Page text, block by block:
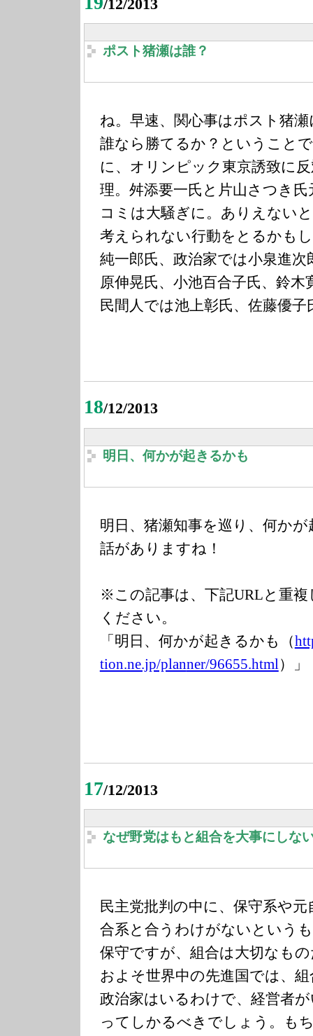
/12/2013
ポスト猪瀬は誰？
ね。早速、関心事はポスト猪
誰なら勝てるか？ということ
に、オリンピック東京誘致に
理。舛添要一氏と片山さつき
コミは大騒ぎに。ありえない
考えられない行動をとるかも
純一郎氏、政治家では小泉進次
原伸晃氏、小池百合子氏、鈴木
民間人では池上彰氏、佐藤優
18/12/2013
明日、何かが起きるかも
明日、猪瀬知事を巡り、何か
話がありますね！
※この記事は、下記URLと重
ください。
「明日、何かが起きるかも（
tion.ne.jp/planner/96655.html ）」
17/12/2013
なぜ野党はもと組合を大事にしな
民主党批判の中に、保守系や
合系と合うわけがないという
保守ですが、組合は大切なも
およそ世界中の先進国では、
政治家はいるわけで、経営者
ってしかるべきでしょう。も